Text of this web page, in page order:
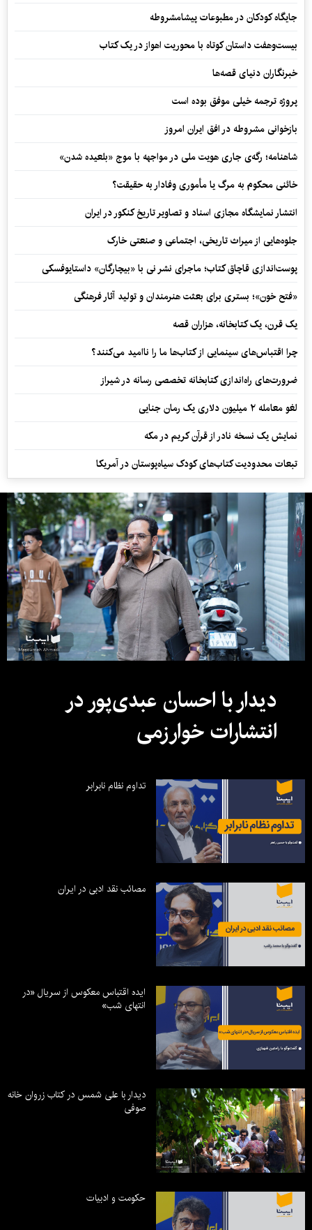
جایگاه کودکان در مطبوعات پیشامشروطه
بیست‌وهفت داستان کوتاه با محوریت اهواز در یک کتاب
خبرنگاران دنیای قصه‌ها
پروژه ترجمه خیلی موفق بوده است
بازخوانی مشروطه در افق ایران امروز
شاهنامه؛ رگه‌ی جاری هویت ملی در مواجهه با موج «بلعیده شدن»
خائنی محکوم به مرگ یا مأموری وفادار به حقیقت؟
انتشار نمایشگاه مجازی اسناد و تصاویر تاریخ کنکور در ایران
جلوه‌هایی از میراث تاریخی، اجتماعی و صنعتی خارک
پوست‌اندازی قاچاق کتاب؛ ماجرای نشر نی با «بیچارگان» داستایوفسکی
«فتح خون»؛ بستری برای بعثت هنرمندان و تولید آثار فرهنگی
یک قرن، یک کتابخانه، هزاران قصه
چرا اقتباس‌های سینمایی از کتاب‌ها ما را ناامید می‌کنند؟
ضرورت‌های راه‌اندازی کتابخانه تخصصی رسانه در شیراز
لغو معامله ۲ میلیون دلاری یک رمان جنایی
نمایش یک نسخه نادر از قرآن کریم در مکه
تبعات محدودیت کتاب‌های کودک سیاه‌پوستان در آمریکا
دیدار با احسان عبدی‌پور در
انتشارات خوارزمی
تداوم نظام نابرابر
مصائب نقد ادبی در ایران
ایده اقتباس معکوس از سریال «در
انتهای شب»
دیدار با علی شمس در کتاب زروان خانه
صوفی
حکومت و ادبیات